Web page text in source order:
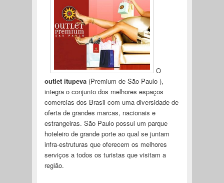
O
outlet itupeva(Premium de São Paulo ),
integra o conjunto dos melhores espaços
comercias dos Brasil com uma diversidade de
oferta de grandes marcas, nacionais e
estrangeiras. São Paulo possui um parque
hoteleiro de grande porte ao qual se juntam
infra-estruturas que oferecem os melhores
serviços a todos os turistas que visitam a
região.